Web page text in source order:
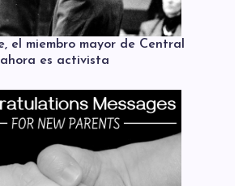
el miembro mayor de Central
es activista